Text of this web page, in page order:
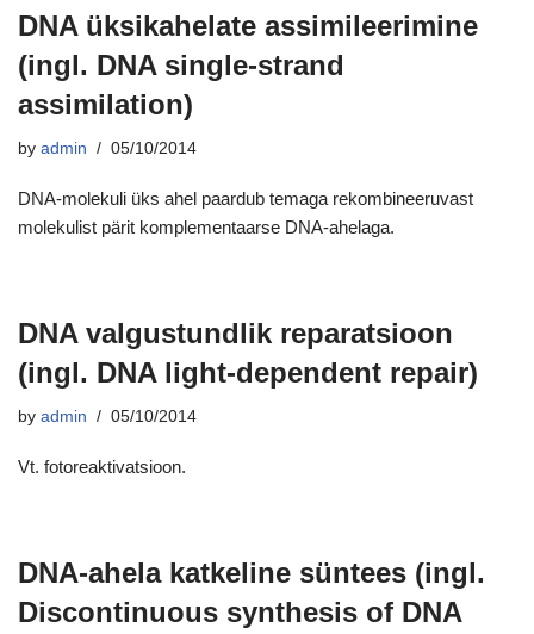
DNA üksikahelate assimileerimine
(ingl. DNA single-strand
assimilation)
by admin 05/10/2014
DNA-molekuli üks ahel paardub temaga rekombineeruvast
molekulist pärit komplementaarse DNA-ahelaga.
DNA valgustundlik reparatsioon
(ingl. DNA light-dependent repair)
by admin 05/10/2014
Vt. fotoreaktivatsioon.
DNA-ahela katkeline süntees (ingl.
Discontinuous synthesis of DNA